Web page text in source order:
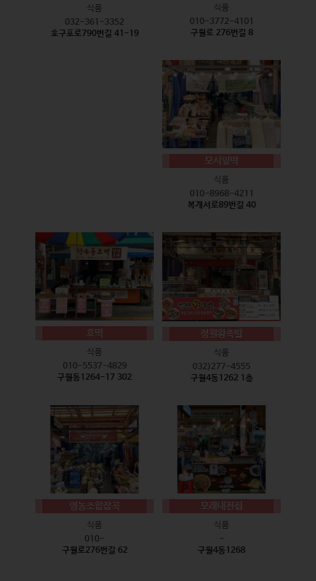
식품
032-361-3352
호구포로790번길 41-19
식품
010-3772-4101
구월로 276번길 8
모시잎떡
식품
010-8968-4211
복개서로89번길 40
호떡
식품
010-5537-4829
구월동1264-17 302
정원왕족발
식품
032)277-4555
구월4동1262 1층
영농조합잡곡
식품
010-
구월로276번길 62
모래내전집
식품
-
구월4동1268